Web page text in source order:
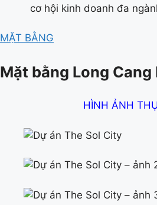
cơ hội kinh doanh đa
MẶT BẰNG
Mặt bằng Long Cang
HÌNH ẢNH